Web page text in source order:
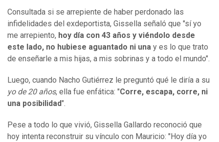
Consultada si se arrepiente de haber perdonado las
infidelidades del exdeportista, Gissella señaló que "sí yo
me arrepiento, hoy día con 43 años y viéndolo desde
este lado, no hubiese aguantado ni una y es lo que trato
de enseñarle a mis hijas, a mis sobrinas y a todo el mundo".
Luego, cuando Nacho Gutiérrez le preguntó qué le diría a su
yo de 20 años, ella fue enfática: "Corre, escapa, corre, ni
una posibilidad".
Pese a todo lo que vivió, Gissella Gallardo reconoció que
hoy intenta reconstruir su vínculo con Mauricio: "Hoy día yo